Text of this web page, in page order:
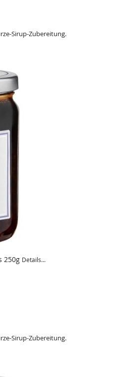
Sirup-Zubereitung.
250g Details...
Sirup-Zubereitung.